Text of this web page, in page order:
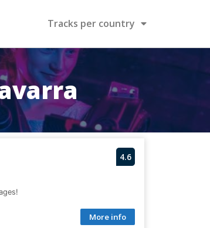
Tracks per country
4.6
More info